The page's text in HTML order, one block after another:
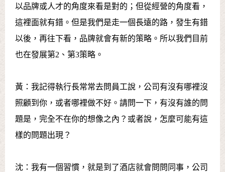
以品牌或人才的角度來看是對的；但從經營的角度看，
這裡面就有錯。但是我們是走一個長遠的路，發生有錯
以後，再往下看，品牌就會有新的策略。所以我們目前
也在發展第2、第3策略。
黃：我記得執行長常常去問員工說，公司有沒有哪裡沒
照顧到你，或者哪裡做不好。請問一下，有沒有誰的問
題是，完全不在你的想像之內？或者說，怎麼可能有這
樣的問題出現？
沈：我有一個習慣，就是到了酒店就會問問同事，公司